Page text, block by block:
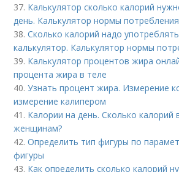
37. Калькулятор сколько калорий
день. Калькулятор нормы
38.Сколько калорий надо
калькулятор. Калькулятор нормы
39. Калькулятор процентов жира
процента жира в теле
40.Узнать процент жира. Измерение
измерение калипером
41. Калории на день. Сколько калорий
женщинам?
42.Определить тип фигуры по
фигуры
43. Как определить сколько калорий